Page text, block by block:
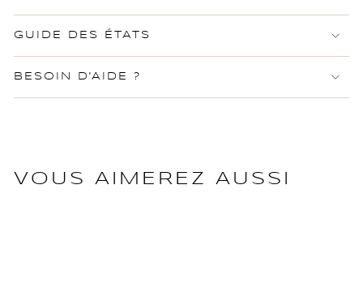
GUIDE DES ÉTATS
BESOIN D'AIDE ?
VOUS AIMEREZ AUSSI